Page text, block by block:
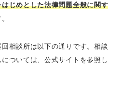
じめとした法律問題全般に関す
相談所は以下の通りです。相談
ついては、公式サイトを参照し